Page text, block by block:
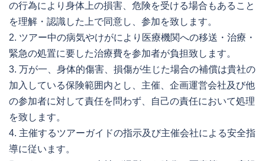
の行為により身体上の損害、危険を受ける場合もあること
を理解・認識した上で同意し、参加を致します。
2. ツアー中の病気やけがにより医療機関への移送・治療・
緊急の処置に要した治療費を参加者が負担致します。
3. 万が一、身体的傷害、損傷が生じた場合の補償は貴社の
加入している保険範囲内とし、主催、企画運営会社及び他
の参加者に対して責任を問わず、自己の責任において処理
を致します。
4. 主催するツアーガイドの指示及び主催会社による安全指
導に従います。